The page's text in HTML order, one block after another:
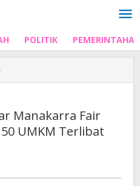
POLITIK
Andalan
Fair
2026
Manakarra Fair
UMKM Terlibat